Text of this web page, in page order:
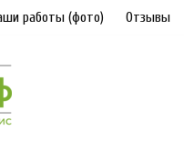
работы (фото) Отзывы